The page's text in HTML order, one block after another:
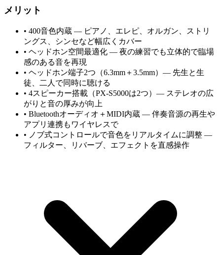
メリット
• 400音色内蔵 — ピアノ、エレピ、オルガン、ストリ
ングス、シンセなど幅広くカバー
• ヘッドホン空間最適化 — 夜の練習でも立体的で臨場
感のある音を再現
• ヘッドホン端子2つ（6.3mm＋3.5mm）— 先生と生
徒、二人で同時に聴ける
• 4スピーカー搭載（PX-S5000は2つ）— ステレオの広
がりと音の厚みが向上
• Bluetoothオーディオ＋MIDI内蔵 — 伴奏音源の再生や
アプリ連携もワイヤレスで
• ノブ式コントロールで音色をリアルタイムに調整 —
フィルター、リバーブ、エフェクトを直感操作